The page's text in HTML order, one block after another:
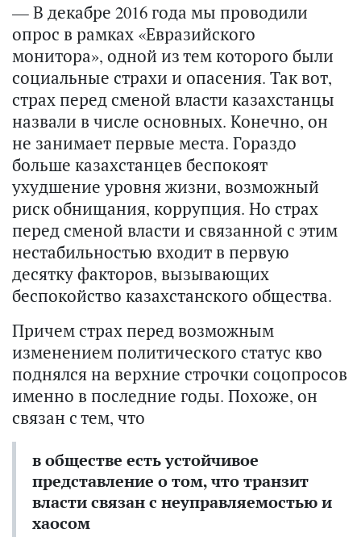
— В декабре 2016 года мы проводили
опрос в рамках «Евразийского
монитора», одной из тем которого были
социальные страхи и опасения. Так вот,
страх перед сменой власти казахстанцы
назвали в числе основных. Конечно, он
не занимает первые места. Гораздо
больше казахстанцев беспокоят
ухудшение уровня жизни, возможный
риск обнищания, коррупция. Но страх
перед сменой власти и связанной с этим
нестабильностью входит в первую
десятку факторов, вызывающих
беспокойство казахстанского общества.
Причем страх перед возможным
изменением политического статус кво
поднялся на верхние строчки соцопросов
именно в последние годы. Похоже, он
связан с тем, что
в обществе есть устойчивое
представление о том, что транзит
власти связан с неуправляемостью и
хаосом